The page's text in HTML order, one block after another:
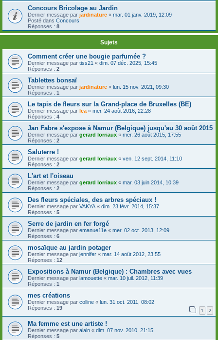
Concours Bricolage au Jardin
Dernier message par jardinature « mar. 01 janv. 2019, 12:09
Posté dans Concours
Réponses : 8
Sujets
Comment créer une bougie parfumée ?
Dernier message par tiss21 « dim. 07 déc. 2025, 15:45
Réponses : 2
Tablettes bonsaï
Dernier message par jardinature « lun. 15 nov. 2021, 09:30
Réponses : 1
Le tapis de fleurs sur la Grand-place de Bruxelles (BE)
Dernier message par lea « mer. 24 août 2016, 22:28
Réponses : 4
Jan Fabre s'expose à Namur (Belgique) jusqu'au 30 août 2015
Dernier message par gerard lorriaux « mer. 26 août 2015, 17:55
Réponses : 2
Saluterre !
Dernier message par gerard lorriaux « ven. 12 sept. 2014, 11:10
Réponses : 2
L'art et l'oiseau
Dernier message par gerard lorriaux « mar. 03 juin 2014, 10:39
Réponses : 2
Des fleurs spéciales, des arbres spéciaux !
Dernier message par VAKYA « dim. 23 févr. 2014, 15:37
Réponses : 5
Serre de jardin en fer forgé
Dernier message par emanue11e « mer. 02 oct. 2013, 12:09
Réponses : 6
mosaïque au jardin potager
Dernier message par jennifer « mar. 14 août 2012, 23:55
Réponses : 12
Expositions à Namur (Belgique) : Chambres avec vues
Dernier message par lamouette « mar. 10 juil. 2012, 11:39
Réponses : 1
mes créations
Dernier message par colline « lun. 31 oct. 2011, 08:02
Réponses : 19 1 2
Ma femme est une artiste !
Dernier message par alain « dim. 07 nov. 2010, 21:15
Réponses : 5